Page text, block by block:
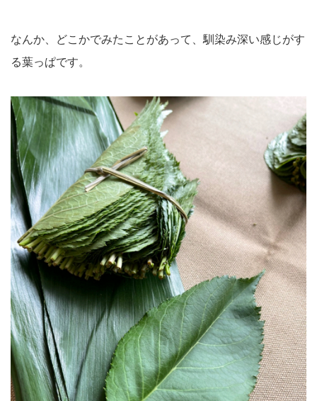
なんか、どこかでみたことがあって、馴染み深い感じがす
る葉っぱです。